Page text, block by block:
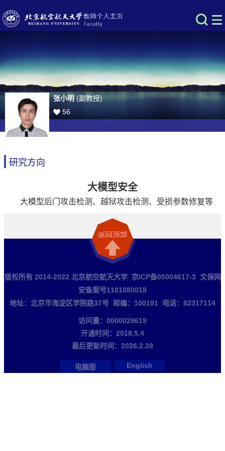
张小明(副教授)
56
研究方向
大模型安全
大模型后门攻击检测、越狱攻击检测、受损参数修复等
版权所有 2014-2022 北京航空航天大学 京ICP备05004617-3 文保网
安备案号1101080018
地址：北京市海淀区学院路37号 邮编：100191 电话：82317114
访问量： 0000029619
开通时间： 2018.5.4
最后更新时间： 2026.2.28
电脑版 English